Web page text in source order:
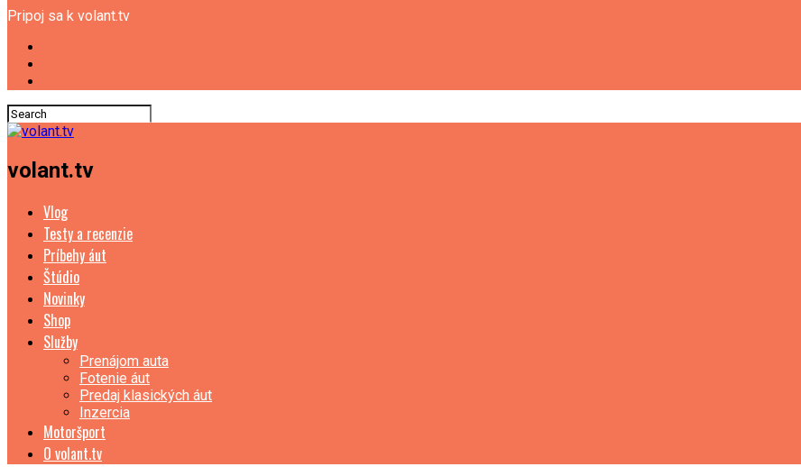
Pripoj sa k volant.tv
volant.tv
Vlog
Testy a recenzie
Príbehy áut
Štúdio
Novinky
Shop
Služby
Prenájom auta
Fotenie áut
Predaj klasických áut
Inzercia
Motoršport
O volant.tv